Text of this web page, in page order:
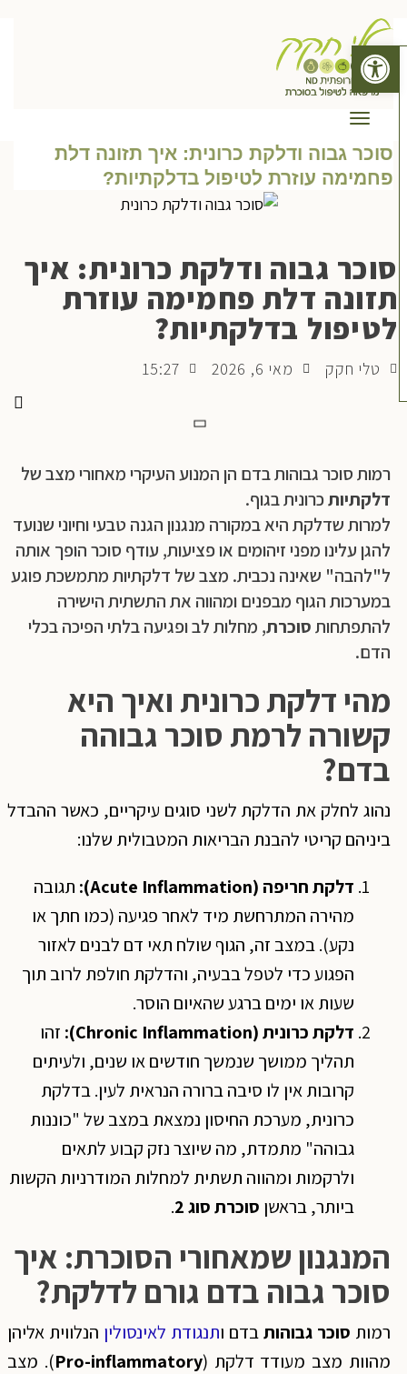
תפריט
סוכר גבוה ודלקת כרונית: איך תזונה דלת
פחמימה עוזרת לטיפול בדלקתיות?
סוכר גבוה ודלקת כרונית: איך
תזונה דלת פחמימה עוזרת
לטיפול בדלקתיות?
טלי חקק מאי 6, 2026 15:27
רמות סוכר גבוהות בדם הן המנוע העיקרי מאחורי מצב של
דלקתיותכרונית בגוף.
למרות שדלקת היא במקורה מנגנון הגנה טבעי וחיוני שנועד
להגן עלינו מפני זיהומים או פציעות, עודף סוכר הופך אותה
ל"להבה" שאינה נכבית. מצב של דלקתיות מתמשכת פוגע
במערכות הגוף מבפנים ומהווה את התשתית הישירה
להתפתחותסוכרת, מחלות לב ופגיעה בלתי הפיכה בכלי
הדם.
מהי דלקת כרונית ואיך היא
קשורה לרמת סוכר גבוהה
בדם?
נהוג לחלק את הדלקת לשני סוגים עיקריים, כאשר ההבדל
ביניהם קריטי להבנת הבריאות המטבולית שלנו:
דלקת חריפה(Acute Inflammation):
תגובה
מהירה המתרחשת מיד לאחר פגיעה (כמו חתך או
נקע). במצב זה, הגוף שולח תאי דם לבנים לאזור
הפגוע כדי לטפל בבעיה, והדלקת חולפת לרוב תוך
שעות או ימים ברגע שהאיום הוסר.
דלקת כרונית(Chronic Inflammation):
זהו
תהליך ממושך שנמשך חודשים או שנים, ולעיתים
קרובות אין לו סיבה ברורה הנראית לעין. בדלקת
כרונית, מערכת החיסון נמצאת במצב של "כוננות
גבוהה" מתמדת, מה שיוצר נזק קבוע לתאים
ולרקמות ומהווה תשתית למחלות המודרניות הקשות
ביותר, בראשןסוכרת סוג 2 .
המנגנון שמאחורי הסוכרת: איך
סוכר גבוה בדם גורם לדלקת?
רמותסוכר גבוהותבדם ו תנגודת לאינסוליןהנלווית אליהן
מהוות מצב מעודד דלקת ( Pro-inflammatory). מצב
פתח סרגל נגישות